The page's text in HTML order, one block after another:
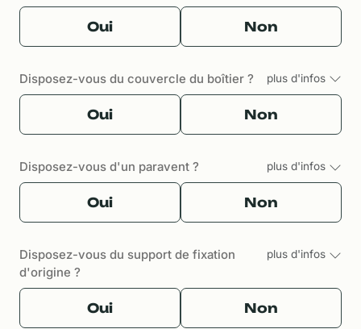
Oui Non
Disposez-vous du couvercle du boîtier ? plus d'infos
Oui Non
Disposez-vous d'un paravent ? plus d'infos
Oui Non
Disposez-vous du support de fixation
d'origine ?
plus d'infos
Oui Non